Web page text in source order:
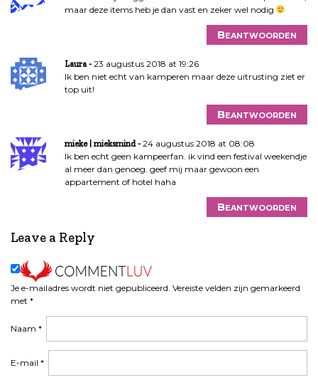
maar deze items heb je dan vast en zeker wel nodig
Beantwoorden
Laura
23 augustus 2018 at 19:26
Ik ben niet echt van kamperen maar deze uitrusting ziet er
top uit!
Beantwoorden
mieke | mieksmind
24 augustus 2018 at 08:08
Ik ben echt geen kampeerfan. ik vind een festival weekendje
al meer dan genoeg. geef mij maar gewoon een
appartement of hotel haha
Beantwoorden
Leave a Reply
Je e-mailadres wordt niet gepubliceerd. Vereiste velden zijn gemarkeerd
met *
Naam *
E-mail *